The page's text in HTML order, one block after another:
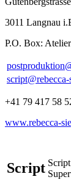
3011 Langnau
P.O. Box:
+41 79 417 58
www.rebecca-
Script Script